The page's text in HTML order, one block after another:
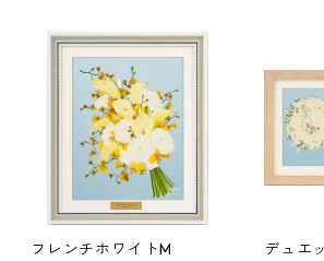
フレンチホワイトM
デュエ